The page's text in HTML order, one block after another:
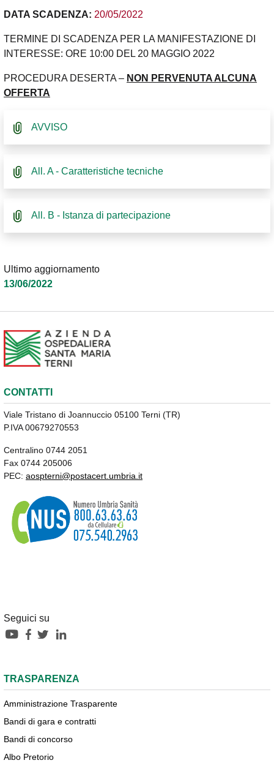
DATA SCADENZA: 20/05/2022
TERMINE DI SCADENZA PER LA MANIFESTAZIONE DI
INTERESSE: ORE 10:00 DEL 20 MAGGIO 2022
PROCEDURA DESERTA – NON PERVENUTA ALCUNA
OFFERTA
AVVISO
All. A - Caratteristiche tecniche
All. B - Istanza di partecipazione
Ultimo aggiornamento
13/06/2022
CONTATTI
Viale Tristano di Joannuccio 05100 Terni (TR)
P.IVA 00679270553
Centralino 0744 2051
Fax 0744 205006
PEC: aospterni@postacert.umbria.it
Seguici su
TRASPARENZA
Amministrazione Trasparente
Bandi di gara e contratti
Bandi di concorso
Albo Pretorio